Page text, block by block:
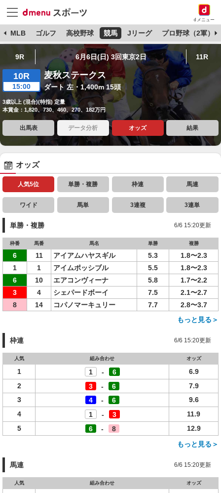
dメニュー
MLB ゴルフ 高校野球 競馬 Jリーグ プロ野球（2軍）
9R 6月6日(日) 3回東京2日 11R
10R
15:00
麦秋ステークス
ダート 左・1,400m 15頭
3歳以上 (混合)(特指) 定量
本賞金：1,820、730、460、270、182万円
出馬表 データ分析 オッズ 結果
オッズ
人気5位 単勝・複勝 枠連 馬連
ワイド 馬単 3連複 3連単
単勝・複勝 6/6 15:20更新
枠番 馬番 馬名 単勝 複勝
6 11 アイアムハヤスギル 5.3
1.8〜2.3
1
1 アイムポッシブル 5.5
1.8〜2.3
6
10 エアコンヴィーナ 5.8
1.7〜2.2
3
4 シェパードボーイ 7.5
2.1〜2.7
8
14 コパノマーキュリー 7.7
2.8〜3.7
もっと見る＞
枠連 6/6 15:20更新
人気 組み合わせ オッズ
1 1 - 6
6.9
2
3 - 6
7.9
3
4 - 6
9.6
4
1 - 3
11.9
5
6 - 8
12.9
もっと見る＞
馬連 6/6 15:20更新
人気 組み合わせ オッズ